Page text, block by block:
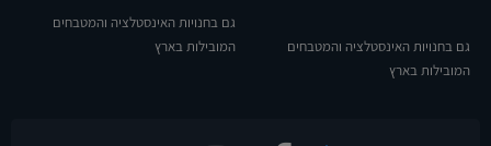
גם בחנויות האינסטלציה והמטבחים
המובילות בארץ
גם בחנויות האינסטלציה והמטבחים
המובילות בארץ